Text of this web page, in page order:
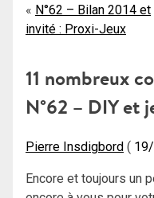
Navigation
de
l’article
N°62 – Bilan 2014 et
invité : Proxi-Jeux
11 nombreux
N°62 – DIY et
Pierre Insdigbord
Encore et toujours un